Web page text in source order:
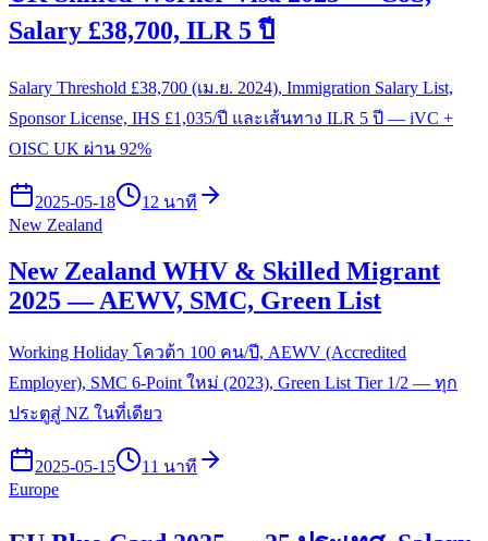
Salary £38,700, ILR 5 ปี
Salary Threshold £38,700 (เม.ย. 2024), Immigration Salary List,
Sponsor License, IHS £1,035/ปี และเส้นทาง ILR 5 ปี — iVC +
OISC UK ผ่าน 92%
2025-05-18
12 นาที
New Zealand
New Zealand WHV & Skilled Migrant
2025 — AEWV, SMC, Green List
Working Holiday โควต้า 100 คน/ปี, AEWV (Accredited
Employer), SMC 6-Point ใหม่ (2023), Green List Tier 1/2 — ทุก
ประตูสู่ NZ ในที่เดียว
2025-05-15
11 นาที
Europe